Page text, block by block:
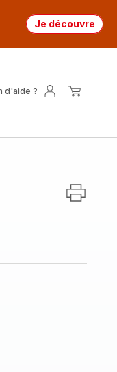
Je découvre
d'aide ?
Mon